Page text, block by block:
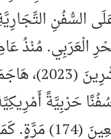
السُّفُنِ
الْعَرَبِي. مُنْذُ
وَثَلَاثَةٍ وَعِشْرِينَ (2023)،
حَرْبِيَّةً
وَأَرْبَعًا وَسَبْعِينَ